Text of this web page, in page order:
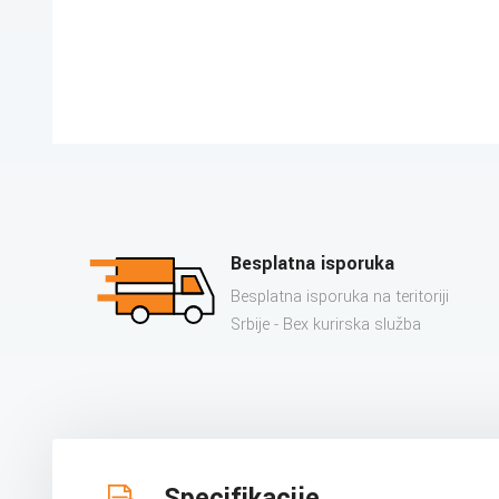
Besplatna isporuka
Besplatna isporuka na teritoriji
Srbije - Bex kurirska služba